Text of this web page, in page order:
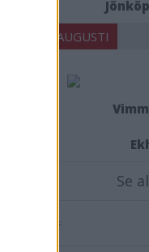
21 AUGUSTI
Se
Annons: